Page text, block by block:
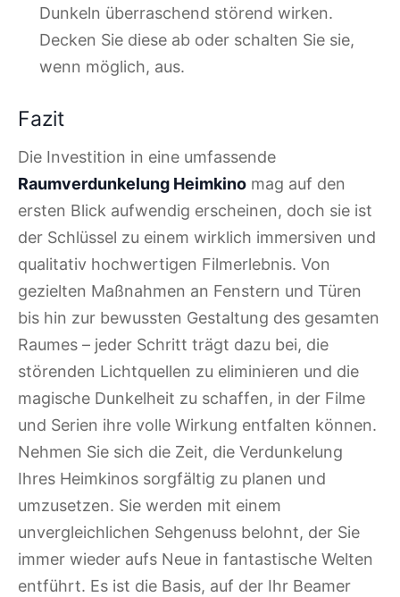
Dunkeln überraschend störend wirken.
Decken Sie diese ab oder schalten Sie sie,
wenn möglich, aus.
Fazit
Die Investition in eine umfassende
Raumverdunkelung Heimkino mag auf den
ersten Blick aufwendig erscheinen, doch sie ist
der Schlüssel zu einem wirklich immersiven und
qualitativ hochwertigen Filmerlebnis. Von
gezielten Maßnahmen an Fenstern und Türen
bis hin zur bewussten Gestaltung des gesamten
Raumes – jeder Schritt trägt dazu bei, die
störenden Lichtquellen zu eliminieren und die
magische Dunkelheit zu schaffen, in der Filme
und Serien ihre volle Wirkung entfalten können.
Nehmen Sie sich die Zeit, die Verdunkelung
Ihres Heimkinos sorgfältig zu planen und
umzusetzen. Sie werden mit einem
unvergleichlichen Sehgenuss belohnt, der Sie
immer wieder aufs Neue in fantastische Welten
entführt. Es ist die Basis, auf der Ihr Beamer